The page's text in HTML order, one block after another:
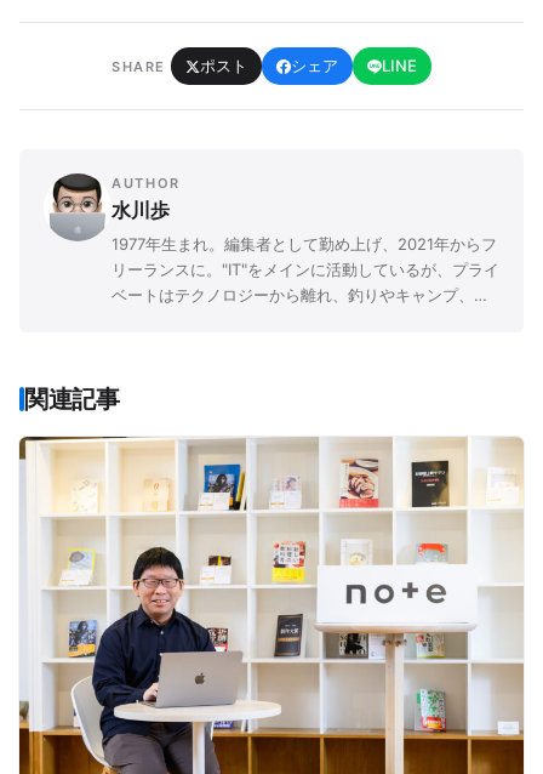
SHARE ポスト シェア LINE
AUTHOR
水川歩
1977年生まれ。編集者として勤め上げ、2021年からフ
リーランスに。"IT"をメインに活動しているが、プライ
ベートはテクノロジーから離れ、釣りやキャンプ、登
関連記事